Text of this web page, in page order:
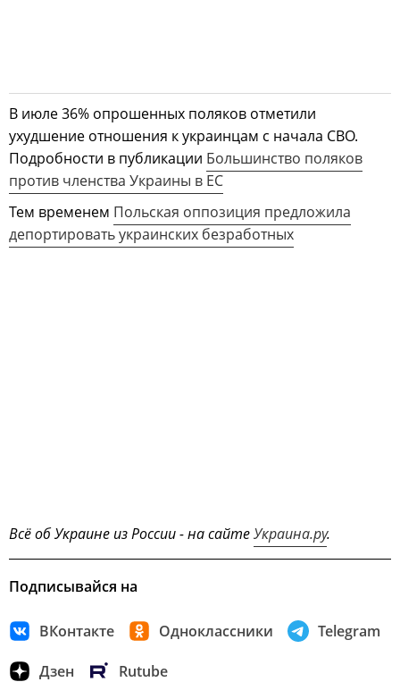
В июле 36% опрошенных поляков отметили
ухудшение отношения к украинцам с начала СВО.
Подробности в публикации Большинство поляков
против членства Украины в ЕС
Тем временем Польская оппозиция предложила
депортировать украинских безработных
Всё об Украине из России - на сайтеУкраина.ру.
Подписывайся на
ВКонтакте Одноклассники Telegram
Дзен Rutube